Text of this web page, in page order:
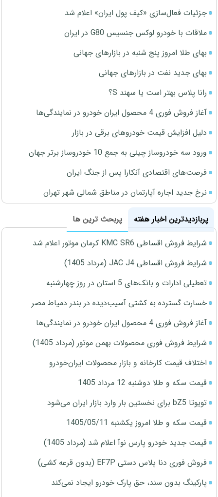
جزئیات فعال‌سازی «کیف پول ایران» اعلام شد
ملاقات با خودرو لوکس جنسیس G80 در ایران
بهای طلا امروز پنج شنبه در بازارهای جهانی
بهای جدید نفت در بازارهای جهانی
رانا پلاس بهتر است یا سهند S؟
آغاز فروش فوری 4 محصول ایران خودرو در نمایندگی‌ها
دلیل افزایش قیمت خودروهای برقی در بازار
ورود سه خودروساز چینی به جمع 10 خودروساز برتر جهان
فرصت‌های اقتصادی آنکارا پس از جنگ ایران
نرخ جدید اجاره آپارتمان در مناطق شمالی شهر تهران
پربازدیدترین اخبار هفته
پربحث ترین ها
شرایط فروش اقساطی KMC SR6 کرمان موتور اعلام شد
شرایط فروش اقساطی JAC J4 (مرداد 1405)
تعطیلی ادارات و بانک‌های 5 استان در روز چهارشنبه
خسارت گسترده به کشتی آسیب‌دیده در بندر دمیاط مصر
آغاز فروش فوری 4 محصول ایران خودرو در نمایندگی‌ها
شرایط فروش فوری محصولات بهمن موتور (مرداد 1405)
اختلاف قیمت کارخانه و بازار محصولات ایران‌خودرو
قیمت سکه و طلا دوشنبه 12 مرداد 1405
تویوتا bZ5 برای نخستین بار وارد بازار ایران می‌شود
قیمت سکه و طلا امروز یکشنبه 1405/05/11
قیمت جدید خودرو پارس نوآ اعلام شد (مرداد 1405)
فروش فوری دنا پلاس دستی EF7P (بدون قرعه کشی)
پارکینگ بدون سند، حق پارک خودرو ایجاد نمی‌کند